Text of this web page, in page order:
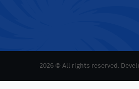
2026 © All rights reserved.